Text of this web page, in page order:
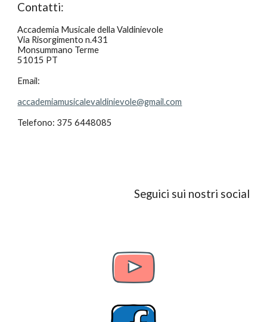
Contatti:
Accademia Musicale della Valdinievole
Via Risorgimento n.431
Monsummano Terme
51015 PT
Email:
accademiamusicalevaldinievole@gmail.com
Telefono: 375 6448085
Seguici sui nostri social